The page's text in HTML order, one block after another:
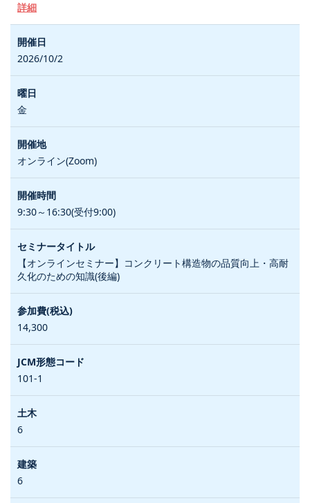
詳細
2026/10/2
金
オンライン(Zoom)
9:30～16:30(受付9:00)
【オンラインセミナー】コンクリート構造物の品質向上・高耐
久化のための知識(後編)
14,300
101-1
6
6